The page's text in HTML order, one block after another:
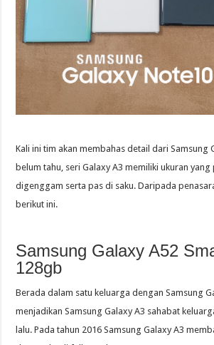
Kali ini tim akan membahas detail dari Samsung
belum tahu, seri Galaxy A3 memiliki ukuran yang
digenggam serta pas di saku. Daripada
berikut ini.
Samsung Galaxy A52
128gb
Berada dalam satu keluarga dengan Samsung
menjadikan Samsung Galaxy A3 sahabat
lalu. Pada tahun 2016 Samsung Galaxy A3